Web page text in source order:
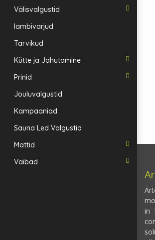
Välisvalgustid
lambivarjud
Tarvikud
Kütte ja Jahutamine
Prinid
Jouluvalgustid
Kampaaniad
Sauna Led Valgustid
Mattid
Vaibad
in